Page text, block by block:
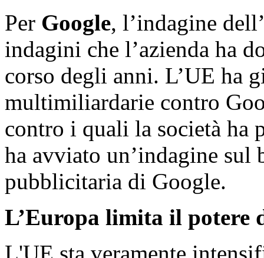
Per Google, l’indagine
indagini che l’azienda ha
corso degli anni. L’UE ha
multimiliardarie contro
contro i quali la società ha
ha avviato un’indagine sul
pubblicitaria di Google.
L’Europa limita il potere
L'UE sta veramente